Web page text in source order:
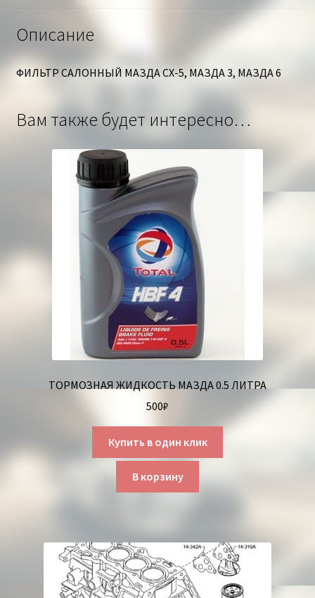
Описание
ФИЛЬТР САЛОННЫЙ МАЗДА СХ-5, МАЗДА 3, МАЗДА 6
Вам также будет интересно…
ТОРМОЗНАЯ ЖИДКОСТЬ МАЗДА 0.5 ЛИТРА
500₽
Купить в один клик
В корзину